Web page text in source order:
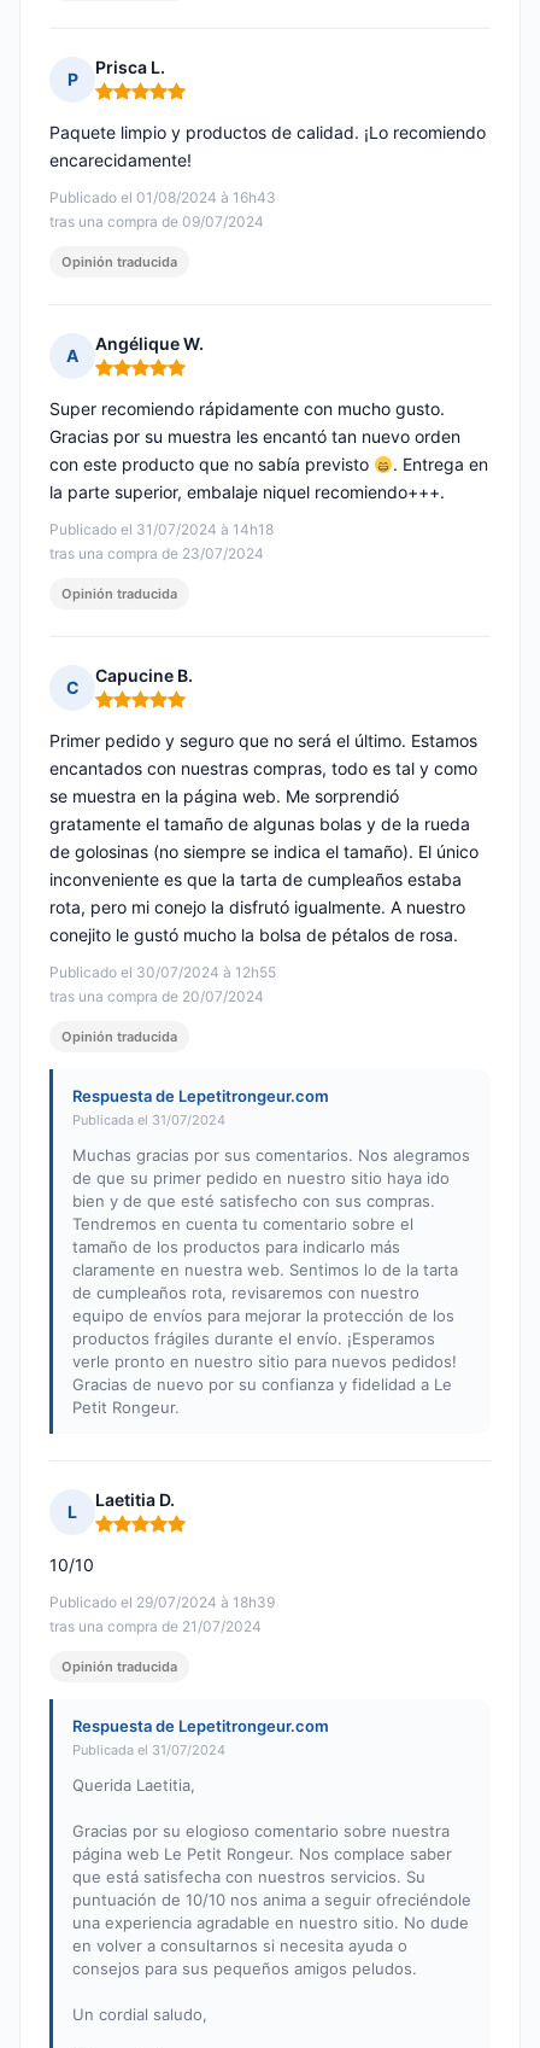
P
Prisca L.
Nota: 5 de 5
Publicado el 01/08/2024 à 16h43
tras una compra de 09/07/2024
Paquete limpio y productos de calidad. ¡Lo recomiendo
encarecidamente!
Opinión traducida
A
Angélique W.
Nota: 5 de 5
Publicado el 31/07/2024 à 14h18
tras una compra de 23/07/2024
Super recomiendo rápidamente con mucho gusto.
Gracias por su muestra les encantó tan nuevo orden
con este producto que no sabía previsto
. Entrega en
la parte superior, embalaje niquel recomiendo+++.
Opinión traducida
C
Capucine B.
Nota: 5 de 5
Publicado el 30/07/2024 à 12h55
tras una compra de 20/07/2024
Primer pedido y seguro que no será el último. Estamos
encantados con nuestras compras, todo es tal y como
se muestra en la página web. Me sorprendió
gratamente el tamaño de algunas bolas y de la rueda
de golosinas (no siempre se indica el tamaño). El único
inconveniente es que la tarta de cumpleaños estaba
rota, pero mi conejo la disfrutó igualmente. A nuestro
conejito le gustó mucho la bolsa de pétalos de rosa.
Opinión traducida
Respuesta de Lepetitrongeur.com
Publicada el 31/07/2024
Muchas gracias por sus comentarios. Nos alegramos
de que su primer pedido en nuestro sitio haya ido
bien y de que esté satisfecho con sus compras.
Tendremos en cuenta tu comentario sobre el
tamaño de los productos para indicarlo más
claramente en nuestra web. Sentimos lo de la tarta
de cumpleaños rota, revisaremos con nuestro
equipo de envíos para mejorar la protección de los
productos frágiles durante el envío. ¡Esperamos
verle pronto en nuestro sitio para nuevos pedidos!
Gracias de nuevo por su confianza y fidelidad a Le
Petit Rongeur.
L
Laetitia D.
Nota: 5 de 5
Publicado el 29/07/2024 à 18h39
tras una compra de 21/07/2024
10/10
Opinión traducida
Respuesta de Lepetitrongeur.com
Publicada el 31/07/2024
Querida Laetitia,
Gracias por su elogioso comentario sobre nuestra
página web Le Petit Rongeur. Nos complace saber
que está satisfecha con nuestros servicios. Su
puntuación de 10/10 nos anima a seguir ofreciéndole
una experiencia agradable en nuestro sitio. No dude
en volver a consultarnos si necesita ayuda o
consejos para sus pequeños amigos peludos.
Un cordial saludo,